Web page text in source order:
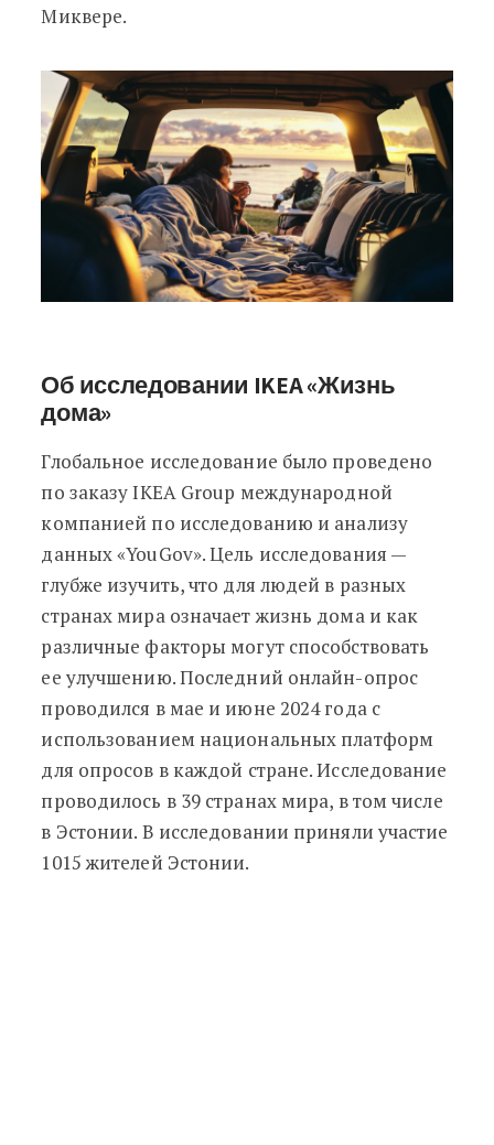
Миквере.
Об исследовании IKEA «Жизнь
дома»
Глобальное исследование было проведено
по заказу IKEA Group международной
компанией по исследованию и анализу
данных «YouGov». Цель исследования —
глубже изучить, что для людей в разных
странах мира означает жизнь дома и как
различные факторы могут способствовать
ее улучшению. Последний онлайн-опрос
проводился в мае и июне 2024 года с
использованием национальных платформ
для опросов в каждой стране. Исследование
проводилось в 39 странах мира, в том числе
в Эстонии. В исследовании приняли участие
1015 жителей Эстонии.